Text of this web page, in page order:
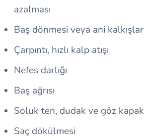
azalması
Baş dönmesi veya ani
Çarpıntı, hızlı kalp atışı
Nefes darlığı
Baş ağrısı
Soluk ten, dudak ve göz
Saç dökülmesi